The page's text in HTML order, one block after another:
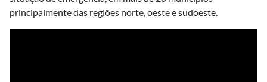
principalmente das regiões norte, oeste e sudoeste.